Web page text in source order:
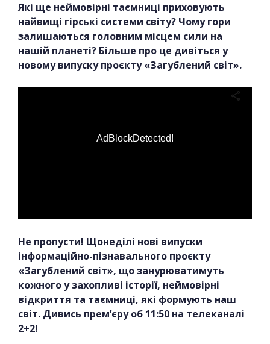
Які ще неймовірні таємниці приховують
найвищі гірські системи світу? Чому гори
залишаються головним місцем сили на
нашій планеті? Більше про це дивіться у
новому випуску проєкту «Загублений світ».
AdBlockDetected!
Не пропусти! Щонеділі нові випуски
інформаційно-пізнавального проєкту
«Загублений світ», що занурюватимуть
кожного у захопливі історії, неймовірні
відкриття та таємниці, які формують наш
світ. Дивись прем’єру об 11:50 на телеканалі
2+2!